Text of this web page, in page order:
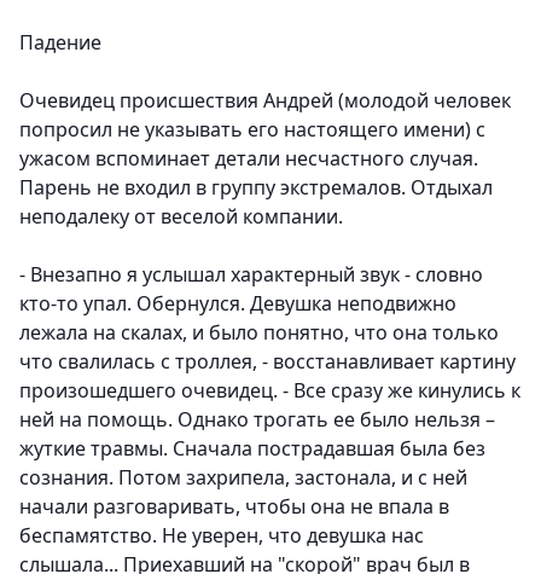
Падение
Очевидец происшествия Андрей (молодой человек
попросил не указывать его настоящего имени) с
ужасом вспоминает детали несчастного случая.
Парень не входил в группу экстремалов. Отдыхал
неподалеку от веселой компании.
- Внезапно я услышал характерный звук - словно
кто-то упал. Обернулся. Девушка неподвижно
лежала на скалах, и было понятно, что она только
что свалилась с троллея, - восстанавливает картину
произошедшего очевидец. - Все сразу же кинулись к
ней на помощь. Однако трогать ее было нельзя –
жуткие травмы. Сначала пострадавшая была без
сознания. Потом захрипела, застонала, и с ней
начали разговаривать, чтобы она не впала в
беспамятство. Не уверен, что девушка нас
слышала... Приехавший на "скорой" врач был в